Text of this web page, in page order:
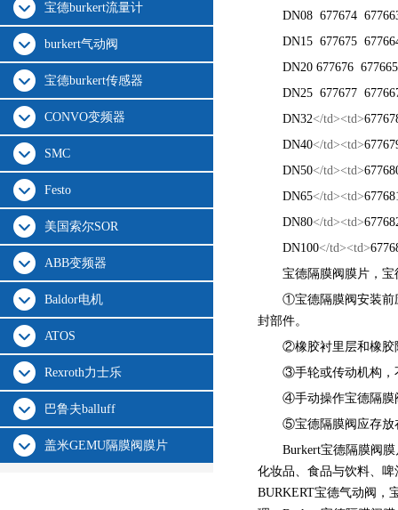
宝德burkert流量计
burkert气动阀
宝德burkert传感器
CONVO变频器
SMC
Festo
美国索尔SOR
ABB变频器
Baldor电机
ATOS
Rexroth力士乐
巴鲁夫balluff
盖米GEMU隔膜阀膜片
DN08 677674
DN15 677675
DN20 677676
DN25 677677
DN32</td><td>
DN40</td><td>
DN50</td><td>
DN65</td><td>
DN80</td><td>
DN100</td><td>
宝德隔膜阀膜片 ，
①宝德隔膜阀安装前
封部件。
②橡胶衬里层和橡胶
③手轮或传动机构，
④手动操作宝德隔膜
⑤宝德隔膜阀应存放
Burkert宝德隔膜阀膜
化妆品、食品与饮料、
BURKERT宝德气动阀，